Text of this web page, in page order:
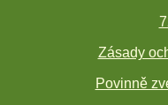
Zásady
Povinně